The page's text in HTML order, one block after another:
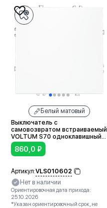
Белый матовый
Выключатель с
самовозвратом встраиваемый
VOLTUM S70 одноклавишный
10А (белый матовый)
860,0 ₽
Артикул:VLS010602
Нет в наличии
Ориентировочная дата прихода:
25.10.2026
*Указан ориентировочный срок, не